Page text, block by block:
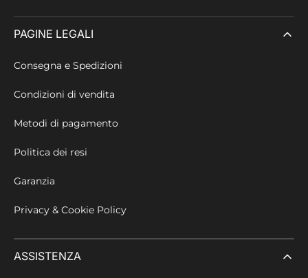
PAGINE LEGALI
Consegna e Spedizioni
Condizioni di vendita
Metodi di pagamento
Politica dei resi
Garanzia
Privacy & Cookie Policy
ASSISTENZA